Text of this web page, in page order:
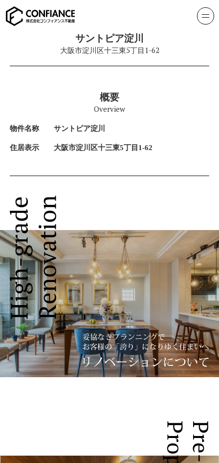
サントピア淀川
大阪市淀川区十三東5丁目1-62
概要
Overview
物件名称 サントピア淀川
住居表示 大阪市淀川区十三東5丁目1-62